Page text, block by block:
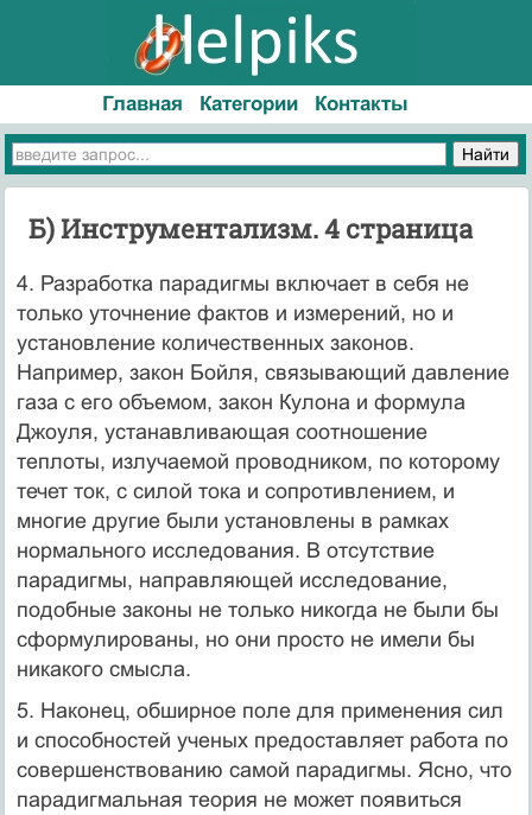
Главная Категории Контакты
Б) Инструментализм. 4 страница
4. Разработка парадигмы включает в себя не
только уточнение фактов и измерений, но и
установление количественных законов.
Например, закон Бойля, связывающий давление
газа с его объемом, закон Кулона и формула
Джоуля, устанавливающая соотношение
теплоты, излучаемой проводником, по которому
течет ток, с силой тока и сопротивлением, и
многие другие были установлены в рамках
нормального исследования. В отсутствие
парадигмы, направляющей исследование,
подобные законы не только никогда не были бы
сформулированы, но они просто не имели бы
никакого смысла.
5. Наконец, обширное поле для применения сил
и способностей ученых предоставляет работа по
совершенствованию самой парадигмы. Ясно, что
парадигмальная теория не может появиться